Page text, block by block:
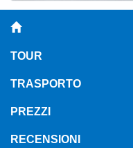
TOUR
TRASPORTO
PREZZI
RECENSIONI